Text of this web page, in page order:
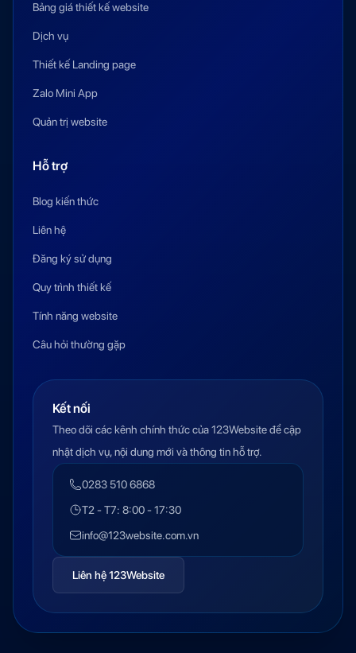
Bảng giá thiết kế website
Dịch vụ
Thiết kế Landing page
Zalo Mini App
Quản trị website
Hỗ trợ
Blog kiến thức
Liên hệ
Đăng ký sử dụng
Quy trình thiết kế
Tính năng website
Câu hỏi thường gặp
Kết nối
Theo dõi các kênh chính thức của 123Website để cập
nhật dịch vụ, nội dung mới và thông tin hỗ trợ.
0283 510 6868
T2 - T7: 8:00 - 17:30
info@123website.com.vn
Liên hệ 123Website